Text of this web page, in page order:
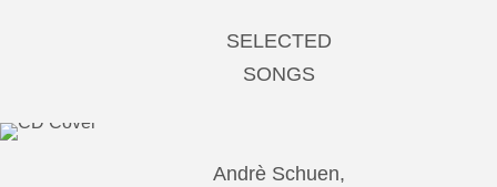
SELECTED
SONGS
Andrè Schuen,